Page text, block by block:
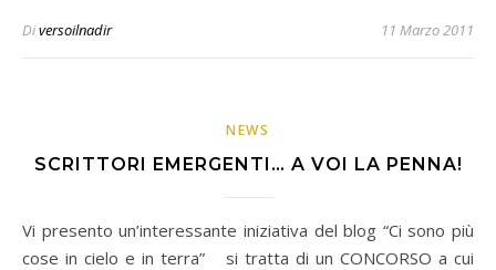
Diversoilnadir 11 Marzo 2011
NEWS
SCRITTORI EMERGENTI… A VOI LA PENNA!
Vi presento un’interessante iniziativa del blog “Ci sono più
cose in cielo e in terra” si tratta di un CONCORSO a cui